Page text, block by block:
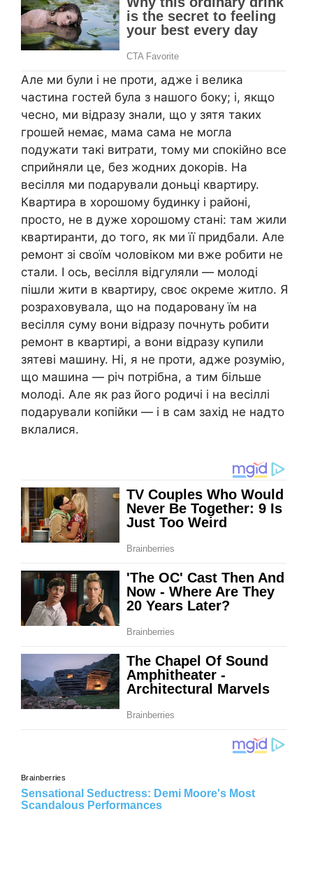
Але ми були і не проти, адже і велика
частина гостей була з нашого боку; і, якщо
чесно, ми відразу знали, що у зятя таких
грошей немає, мама сама не могла
подужати такі витрати, тому ми спокійно все
сприйняли це, без жодних докорів. На
весілля ми подарували доньці квартиру.
Квартира в хорошому будинку і районі,
просто, не в дуже хорошому стані: там жили
квартиранти, до того, як ми її придбали. Але
ремонт зі своїм чоловіком ми вже робити не
стали. І ось, весілля відгуляли — молоді
пішли жити в квартиру, своє окреме житло. Я
розраховувала, що на подаровану їм на
весілля суму вони відразу почнуть робити
ремонт в квартирі, а вони відразу купили
зятеві машину. Ні, я не проти, адже розумію,
що машина — річ потрібна, а тим більше
молоді. Але як раз його родичі і на весіллі
подарували копійки — і в сам захід не надто
вклалися.